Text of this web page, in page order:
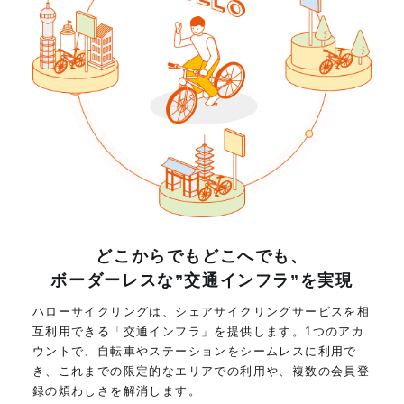
どこからでもどこへでも、
ボーダーレスな”交通インフラ”を実現
ハローサイクリングは、シェアサイクリングサービスを相
互利用できる「交通インフラ」を提供します。1つのアカ
ウントで、自転車やステーションをシームレスに利用で
き、これまでの限定的なエリアでの利用や、複数の会員登
録の煩わしさを解消します。